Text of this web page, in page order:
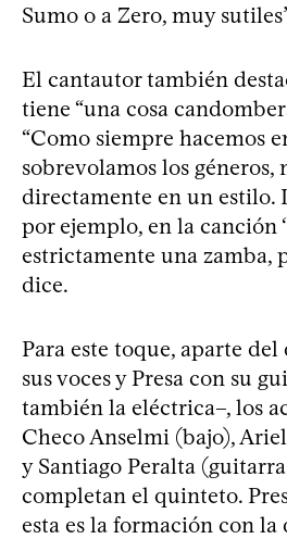
Sumo o a Zero, muy
El cantautor también
tiene “una cosa
“Como siempre hacemos
sobrevolamos los géneros,
directamente en un estilo.
por ejemplo, en la canción
estrictamente una zamba,
dice.
Para este toque, aparte
sus voces y Presa con su
también la eléctrica–, los
Checo Anselmi (bajo),
y Santiago Peralta
completan el quinteto.
esta es la formación con la